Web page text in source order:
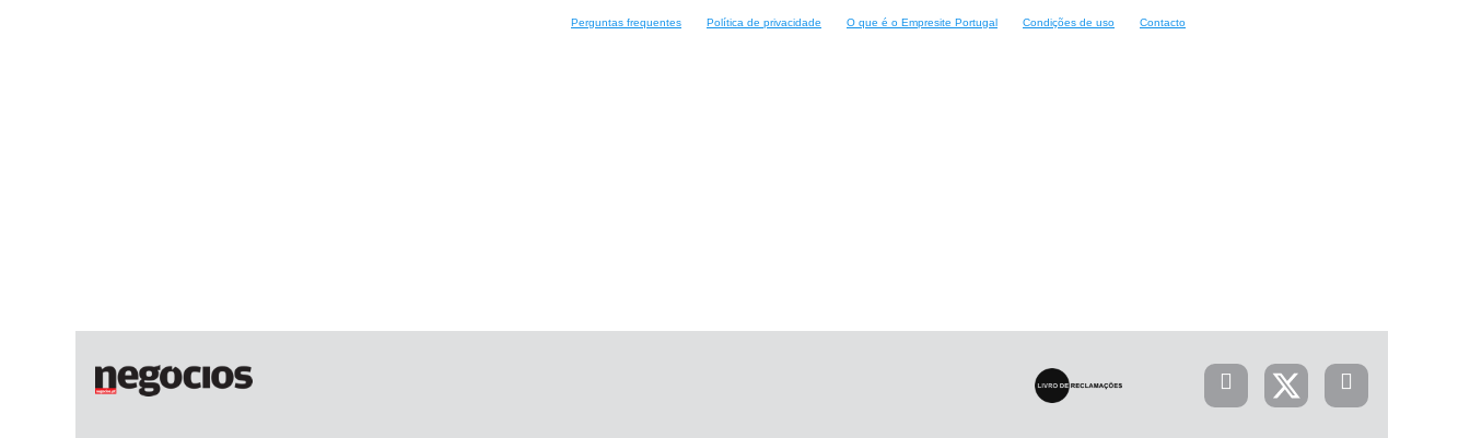
Perguntas frequentes Política de privacidade O que é o Empresite Portugal Condições de uso Contacto